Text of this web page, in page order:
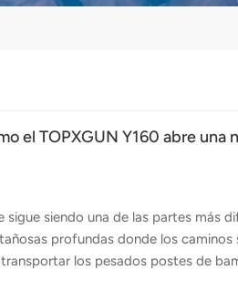
el TOPXGUN Y160 abre una
siendo una de las partes más
profundas donde los caminos
los pesados ​​postes de